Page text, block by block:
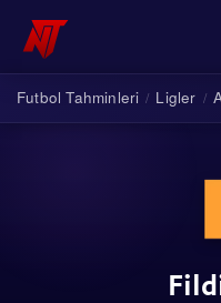
Futbol Tahminleri / Ligler /